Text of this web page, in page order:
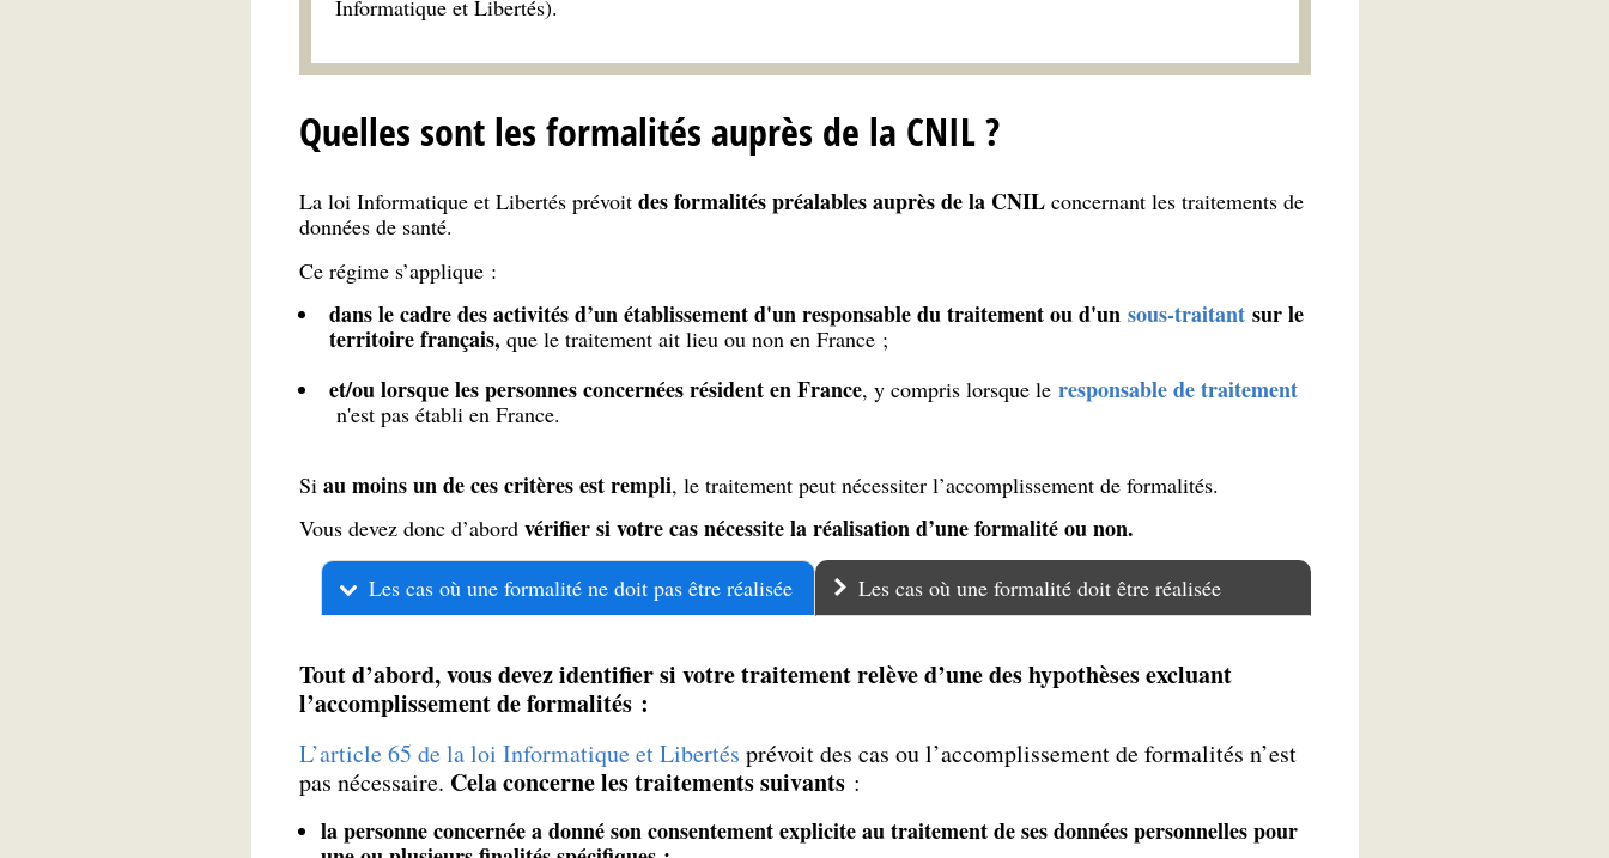
Informatique et Libertés).
Quelles sont les formalités auprès de la CNIL ?
La loi Informatique et Libertés prévoit des formalités préalables auprès de la CNIL concernant les traitements de
données de santé.
Ce régime s’applique :
dans le cadre des activités d’un établissement d'un responsable du traitement ou d'un sous-traitantsur le
territoire français, que le traitement ait lieu ou non en France ;
et/ou lorsque les personnes concernées résident en France, y compris lorsque le responsable de traitement
n'est pas établi en France.
Si au moins un de ces critères est rempli, le traitement peut nécessiter l’accomplissement de formalités.
Vous devez donc d’abord vérifier si votre cas nécessite la réalisation d’une formalité ou non.
Les cas où une formalité ne doit pas être réalisée Les cas où une formalité doit être réalisée
Tout d’abord, vous devez identifier si votre traitement relève d’une des hypothèses excluant
l’accomplissement de formalités :
L’article 65 de la loi Informatique et Libertés prévoit des cas ou l’accomplissement de formalités n’est
pas nécessaire. Cela concerne les traitements suivants:
la personne concernée a donné son consentement explicite au traitement de ses données personnelles pour